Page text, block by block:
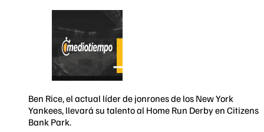
Ben Rice, el actual líder de jonrones de los New York
Yankees, llevará su talento al Home Run Derby en Citizens
Bank Park.